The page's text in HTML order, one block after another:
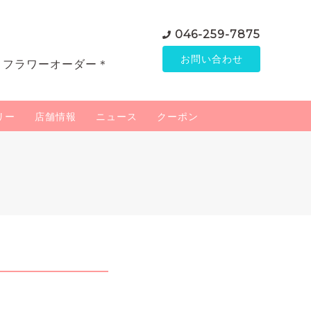
ラワーオーダー＊
046-259-7875
お問い合わせ
ー 店舗情報 ニュース クーポン